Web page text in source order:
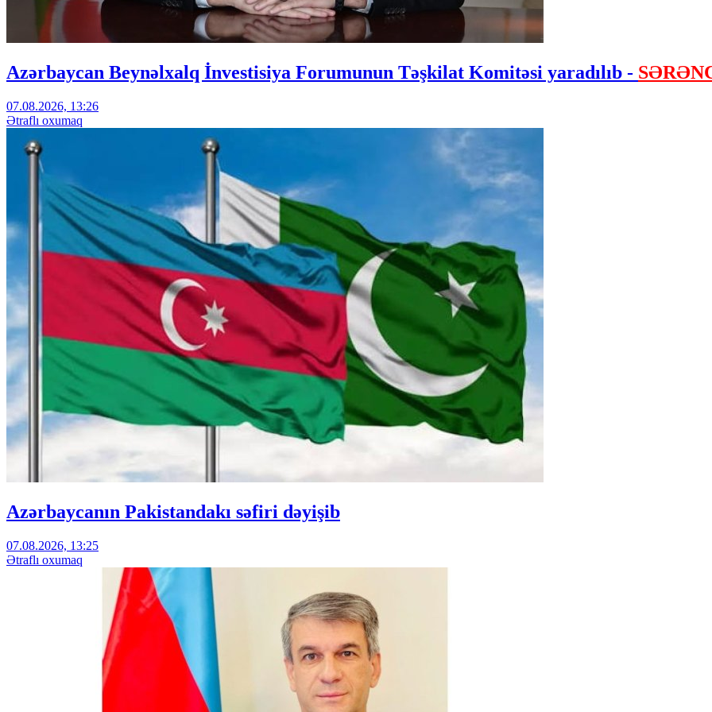
Azərbaycan Beynəlxalq İnvestisiya Forumunun Təşkilat Komitəsi yaradılıb -
07.08.2026, 13:26
Ətraflı oxumaq
Azərbaycanın Pakistandakı səfiri dəyişib
07.08.2026, 13:25
Ətraflı oxumaq